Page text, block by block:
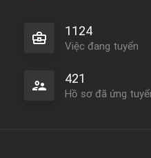
1124
Việc đang tuyển
421
Hồ sơ đã ứng